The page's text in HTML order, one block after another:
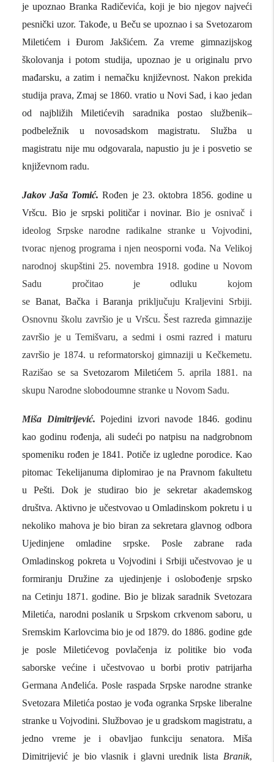
je upoznaoBranka Radičevića, koji je bio njegov najveći
pesnički uzor. Takođe, u Beču se upoznao i sa Svetozarom
Miletićem iĐurom Jakšićem. Za vreme gimnazijskog
školovanja i potom studija, upoznao je u originalu prvo
mađarsku, a zatim i nemačku književnost. Nakon prekida
studija prava, Zmaj se 1860. vratio u Novi Sad, i kao jedan
od najbližih Miletićevih saradnika postao službenik–
podbeležnik u novosadskom magistratu. Služba u
magistratu nije mu odgovarala, napustio ju je i posvetio se
književnom radu.
Jakov Jaša Tomić. Rođen je 23. oktobra 1856. godine u
Vršcu. Bio je srpski političar i novinar.Bio je osnivač i
ideolog Srpske narodne radikalne stranke u Vojvodini,
tvorac njenog programa i njen neosporni vođa. Na Velikoj
narodnoj skupštini 25. novembra 1918. godine u Novom
Sadu pročitao je odluku kojom
se Banat,Bačka iBaranja priključuju Kraljevini Srbiji.
Osnovnu školu završio je u Vršcu. Šest razreda gimnazije
završio je u Temišvaru, a sedmi i osmi razred i maturu
završio je 1874. u reformatorskoj gimnaziji u Kečkemetu.
Razišao se sa Svetozarom Miletićem 5. aprila 1881. na
skupu Narodne slobodoumne stranke u Novom Sadu.
Miša Dimitrijević. Pojedini izvori navode 1846. godinu
kao godinu rođenja, ali sudeći po natpisu na nadgrobnom
spomeniku rođen je 1841. Potiče iz ugledne porodice. Kao
pitomac Tekelijanuma diplomirao je na Pravnom fakultetu
uPešti. Dok je studirao bio je sekretar akademskog
društva. Aktivno je učestvovao u Omladinskom pokretu i u
nekoliko mahova je bio biran za sekretara glavnog odbora
Ujedinjene omladine srpske. Posle zabrane rada
Omladinskog pokreta uVojvodini i Srbiji učestvovao je u
formiranju Družine za ujedinjenje i oslobođenje srpsko
na Cetinju 1871. godine. Bio je blizak saradnik Svetozara
Miletića, narodni poslanik u Srpskom crkvenom saboru, u
Sremskim Karlovcima bio je od 1879. do 1886. godine gde
je posle Miletićevog povlačenja iz politike bio vođa
saborske većine i učestvovao u borbi protiv patrijarha
Germana Anđelića.Posle raspada Srpske narodne stranke
Svetozara Miletića postao je vođa ogranka Srpske liberalne
stranke uVojvodini. Službovao je u gradskom magistratu, a
jedno vreme je i obavljao funkciju senatora. Miša
Dimitrijević je bio vlasnik i glavni urednik lista Branik,